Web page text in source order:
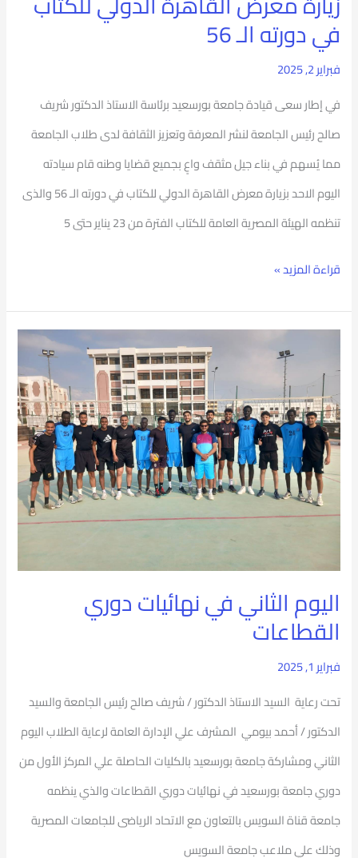
في دورته الـ 56
فبراير 2, 2025
في إطار سعى قيادة جامعة بورسعيد برئاسة الاستاذ الدكتور شريف
صالح رئيس الجامعة لنشر المعرفة وتعزيز الثقافة لدى طلاب الجامعة
مما يُسهم في بناء جيل مثقف واعٍ بجميع قضايا وطنه قام سيادته
اليوم الاحد بزيارة معرض القاهرة الدولي للكتاب في دورته الـ 56 والذى
تنظمه الهيئة المصرية العامة للكتاب الفترة من 23 يناير حتى 5
ابنائة
الطلاب
فى
زيارة
معرض
القاهرة
الدولي
للكتاب
الـ
قراءة المزيد »
اليوم الثاني في نهائيات دوري
القطاعات
فبراير 1, 2025
تحت رعاية السيد الاستاذ الدكتور / شريف صالح رئيس الجامعة والسيد
الدكتور / أحمد بيومي المشرف علي الإدارة العامة لرعاية الطلاب اليوم
الثاني ومشاركة جامعة بورسعيد بالكليات الحاصلة علي المركز الأول من
دوري جامعة بورسعيد في نهائيات دوري القطاعات والذي ينظمه
جامعة قناة السويس بالتعاون مع الاتحاد الرياضى للجامعات المصرية
وذلك علي ملاعب جامعة السويس
الثاني
في
نهائيات
دوري
القطاعات